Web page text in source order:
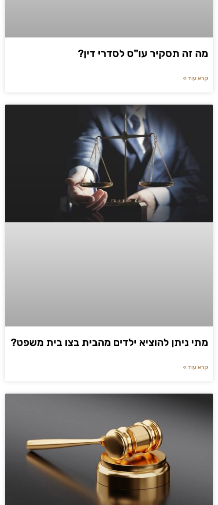
מה זה תסקיר עו"ס לסדרי דין?
קרא עוד »
מתי ניתן להוציא ילדים מהבית בצו בית משפט?
קרא עוד »